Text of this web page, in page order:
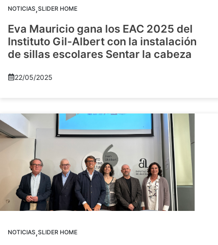
NOTICIAS,SLIDER HOME
Eva Mauricio gana los EAC 2025 del
Instituto Gil-Albert con la instalación
de sillas escolares Sentar la cabeza
22/05/2025
NOTICIAS,SLIDER HOME